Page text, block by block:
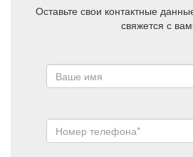
Оставьте свои контактные
свяжется с